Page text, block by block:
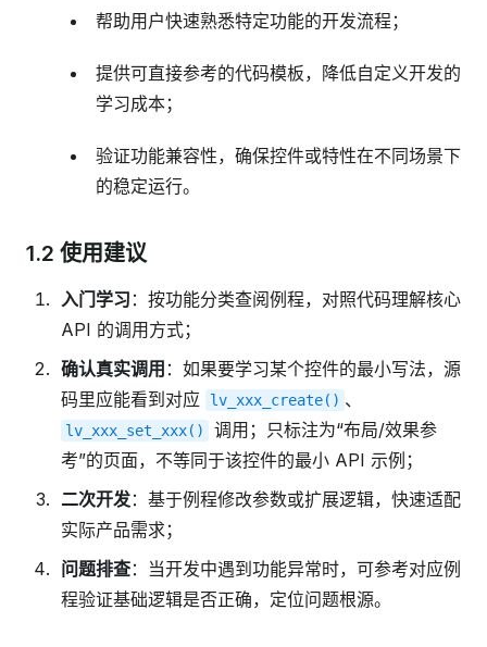
帮助用户快速熟悉特定功能的开发流程；
提供可直接参考的代码模板，降低自定义开发的
学习成本；
验证功能兼容性，确保控件或特性在不同场景下
的稳定运行。
1.2 使用建议
入门学习 ：按功能分类查阅例程，对照代码理解核心
API 的调用方式；
确认真实调用 ：如果要学习某个控件的最小写法，源
码里应能看到对应
lv_xxx_create() 、
lv_xxx_set_xxx()
调用；只标注为“布局/效果参
考”的页面，不等同于该控件的最小 API 示例；
二次开发：基于例程修改参数或扩展逻辑，快速适配
实际产品需求；
问题排查：当开发中遇到功能异常时，可参考对应例
程验证基础逻辑是否正确，定位问题根源。